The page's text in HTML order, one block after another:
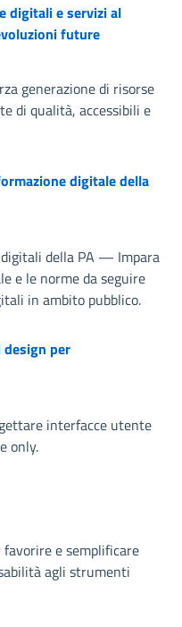
digitali e servizi al
future
generazione di risorse
di qualità, accessibili e
digitale della
della PA — Impara
e le norme da seguire
in ambito pubblico.
design per
interfacce utente
only.
e semplificare
agli strumenti